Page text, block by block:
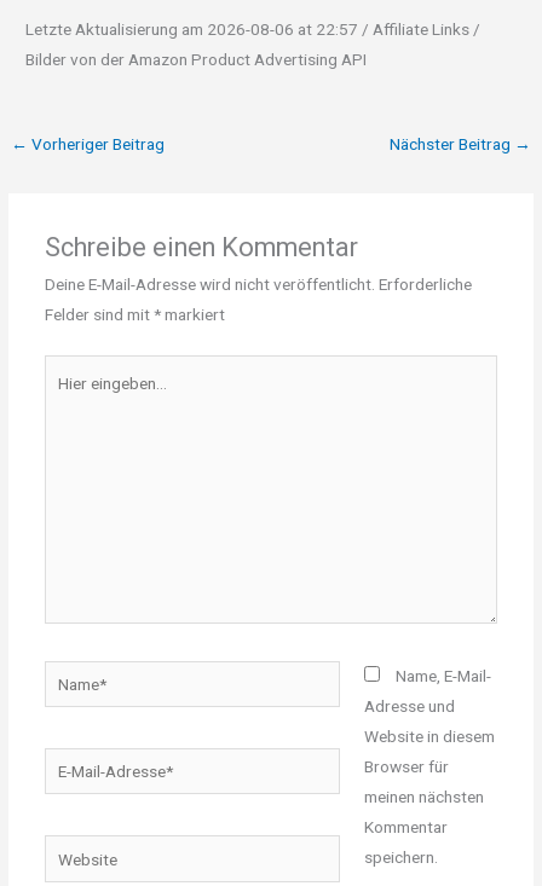
Letzte Aktualisierung am 2026-08-06 at 22:57 / Affiliate Links /
Bilder von der Amazon Product Advertising API
← Vorheriger Beitrag Nächster Beitrag →
Schreibe einen Kommentar
Deine E-Mail-Adresse wird nicht veröffentlicht. Erforderliche
Felder sind mit*markiert
eingeben…
Mail-
Website
Name, E-Mail-
Adresse und
Website in diesem
Browser für
meinen nächsten
Kommentar
speichern.